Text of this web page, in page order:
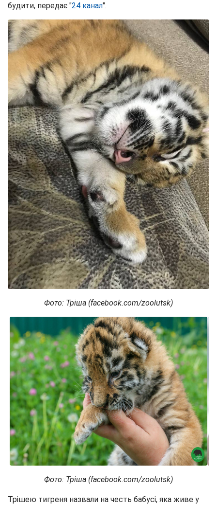
будити, передає "24 канал".
Фото: Тріша (facebook.com/zoolutsk)
Фото: Тріша (facebook.com/zoolutsk)
Трішею тигреня назвали на честь бабусі, яка живе у